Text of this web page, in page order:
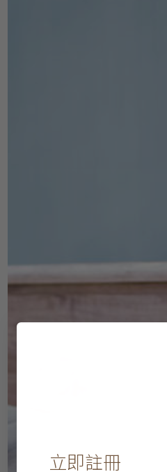
立即註冊